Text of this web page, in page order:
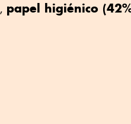
papel higiénico